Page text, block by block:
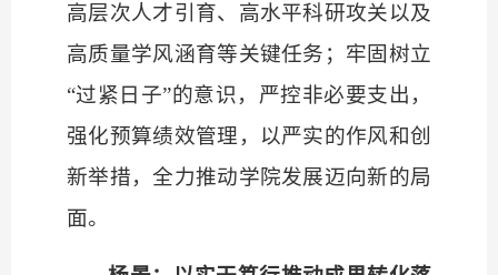
高层次人才引育、高水平科研攻关以及
高质量学风涵育等关键任务；牢固树立
“过紧日子”的意识，严控非必要支出，
强化预算绩效管理，以严实的作风和创
新举措，全力推动学院发展迈向新的局
面。